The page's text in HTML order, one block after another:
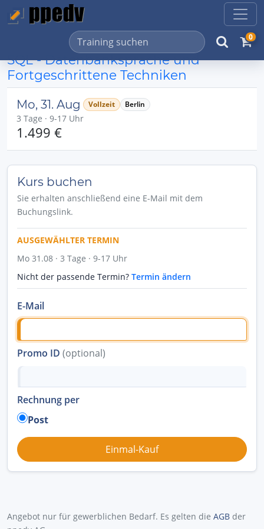
0
SQL - Datenbanksprache und
Fortgeschrittene Techniken
Mo, 31. Aug Vollzeit Berlin
3 Tage · 9-17 Uhr
1.499 €
Kurs buchen
Sie erhalten anschließend eine E-Mail mit dem
Buchungslink.
AUSGEWÄHLTER TERMIN
Mo 31.08 · 3 Tage · 9-17 Uhr
Nicht der passende Termin? Termin ändern
E-Mail
Promo ID (optional)
Rechnung per
Post
Angebot nur für gewerblichen Bedarf. Es gelten die AGB der